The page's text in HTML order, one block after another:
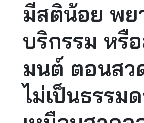
มีสติน้อย พย
บริกรรม หรื
มนต์ ตอนสว
ไม่เป็นธรรม